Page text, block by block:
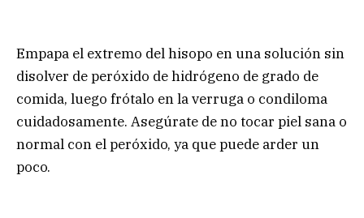
Empapa el extremo del hisopo en una solución sin
disolver de peróxido de hidrógeno de grado de
comida, luego frótalo en la verruga o condiloma
cuidadosamente. Asegúrate de no tocar piel sana o
normal con el peróxido, ya que puede arder un
poco.